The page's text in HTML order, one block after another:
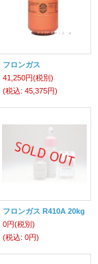
フロンガス
41,250円(税別)
(税込: 45,375円)
フロンガス R410A 20kg
0円(税別)
(税込: 0円)